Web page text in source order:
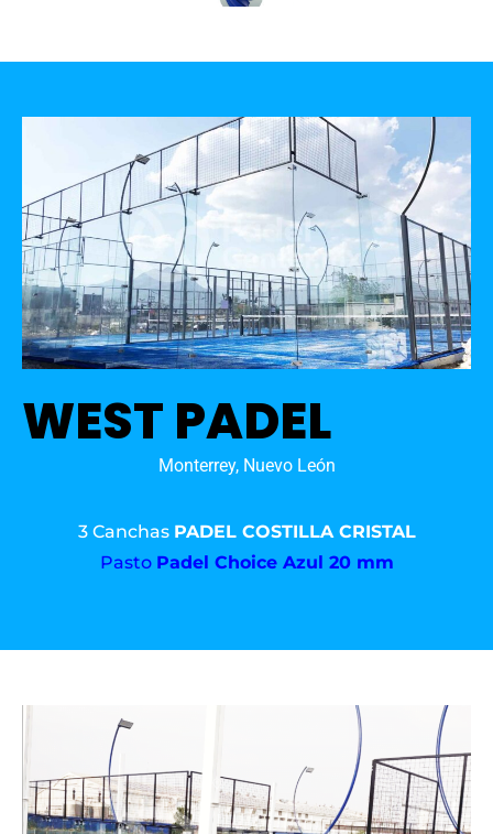
WEST PADEL
Monterrey, Nuevo León
3 Canchas PADEL COSTILLA CRISTAL
Pasto Padel Choice Azul 20 mm